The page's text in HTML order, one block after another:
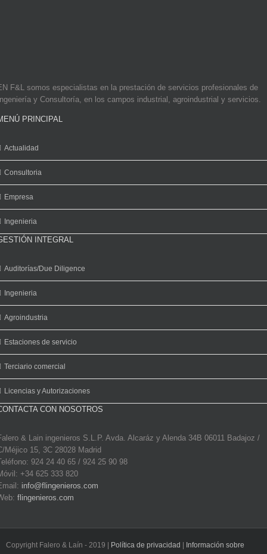
F&L somos especialistas en la prestación de servicios profesionales de
y Consultoría, en los campos industrial, agroindustrial y servicios.
PRINCIPAL
Actualidad
Consultoria
Empresa
Ingenieria
INTEGRAL
Auditorías/Due Diligence
Ingenieria
Agroindustria
Estaciones de servicio
Terciario comercial
Licencias y Autorizaciones
CON NOSOTROS
& Lain ingenieros S.L.P. Avda. Alcaráz y Alenda 34B 06011 Badajoz /
Méjico 15, 3C 28028 Madrid
924 24 40 65 / 924 25 90 98
+34 625 333 820
info@flingenieros.com
flingenieros.com
Copyright Falero & Laín - 2019 | Política de privacidad
Información sobre